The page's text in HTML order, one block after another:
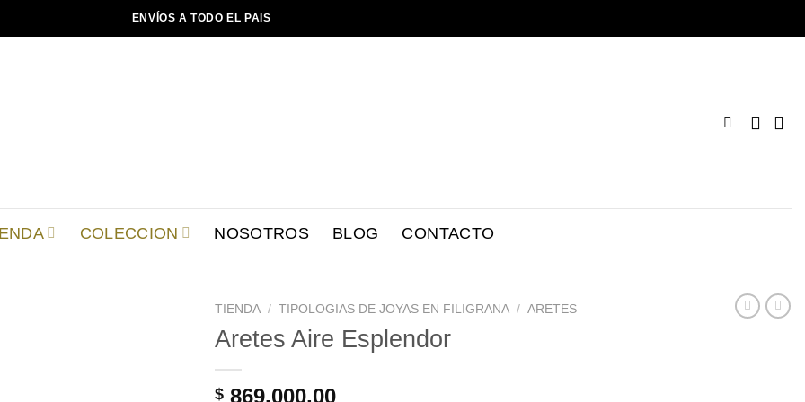
ENVÍOS A TODO EL PAIS
COLECCION NOSOTROS BLOG CONTACTO
TIENDA / TIPOLOGIAS DE JOYAS EN FILIGRANA / ARETES
Aretes Aire Esplendor
$ 869.000,00